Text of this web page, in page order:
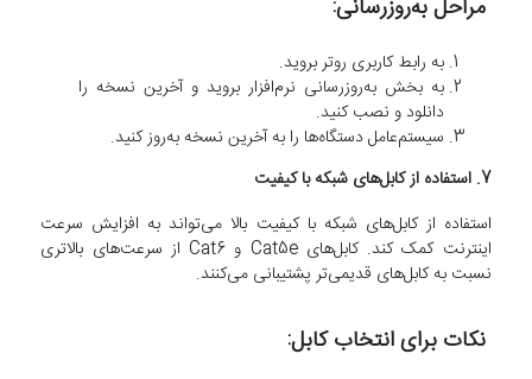
مراحل به‌روزرسانی:
به رابط کاربری روتر بروید.
به بخش به‌روزرسانی نرم‌افزار بروید و آخرین نسخه را
دانلود و نصب کنید.
سیستم‌عامل دستگاه‌ها را به آخرین نسخه به‌روز کنید.
7. استفاده از کابل‌های شبکه با کیفیت
استفاده از کابل‌های شبکه با کیفیت بالا می‌تواند به افزایش سرعت
اینترنت کمک کند. کابل‌های Cat5e و Cat6 از سرعت‌های بالاتری
نسبت به کابل‌های قدیمی‌تر پشتیبانی می‌کنند.
نکات برای انتخاب کابل: